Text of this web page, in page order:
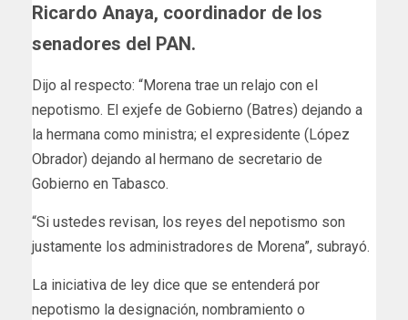
Ricardo Anaya, coordinador de los
senadores del PAN.
Dijo al respecto: “Morena trae un relajo con el
nepotismo. El exjefe de Gobierno (Batres) dejando a
la hermana como ministra; el expresidente (López
Obrador) dejando al hermano de secretario de
Gobierno en Tabasco.
“Si ustedes revisan, los reyes del nepotismo son
justamente los administradores de Morena”, subrayó.
La iniciativa de ley dice que se entenderá por
nepotismo la designación, nombramiento o